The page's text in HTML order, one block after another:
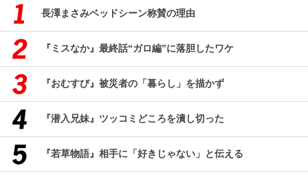
長澤まさみベッドシーン称賛の理由
『ミスなか』最終話“ガロ編”に落胆したワケ
『おむすび』被災者の「暮らし」を描かず
『潜入兄妹』ツッコミどころを潰し切った
『若草物語』相手に「好きじゃない」と伝える